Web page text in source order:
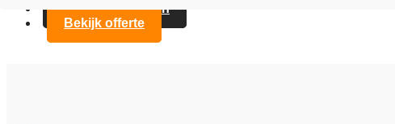
Contact opnemen
Bekijk offerte